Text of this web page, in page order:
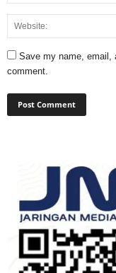
Save my name, email,
comment.